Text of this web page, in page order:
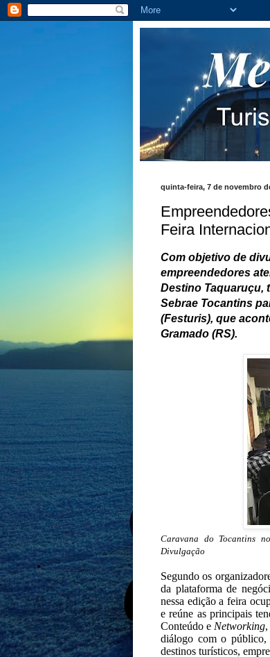
quinta-feira, 7 de novembro
Feira
Com objetivo de
empreendedores
Destino Taquaruçu,
Sebrae Tocantins
(Festuris), que
Gramado (RS).
Caravana do Tocantins
Divulgação
Segundo os
da plataforma de
nessa edição a feira
e reúne as principais
Conteúdo e Networking
diálogo com o público,
destinos turísticos,